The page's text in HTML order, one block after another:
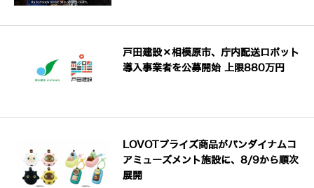
戸田建設×相模原市、庁内配送ロボット
導入事業者を公募開始 上限880万円
LOVOTプライズ商品がバンダイナムコ
アミューズメント施設に、8/9から順次
展開